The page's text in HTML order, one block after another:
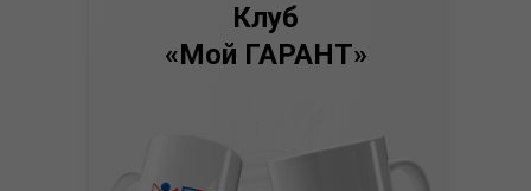
Клуб
«Мой ГАРАНТ»